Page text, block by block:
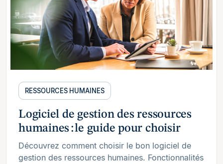
RESSOURCES HUMAINES
Logiciel de gestion des ressources
humaines : le guide pour choisir
Découvrez comment choisir le bon logiciel de
gestion des ressources humaines. Fonctionnalités